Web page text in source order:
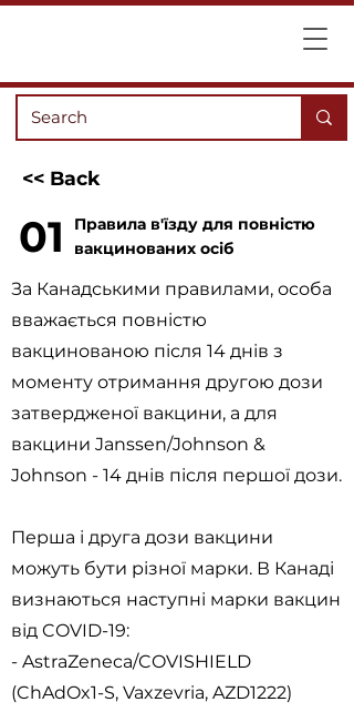
<< Back
01
Правила в'їзду для повністю
вакцинованих осіб
За Канадськими правилами, особа
вважається повністю
вакцинованою після 14 днів з
моменту отримання другою дози
затвердженої вакцини, а для
вакцини Janssen/Johnson &
Johnson - 14 днів після першої дози.
Перша і друга дози вакцини
можуть бути різної марки. В Канаді
визнаються наступні марки вакцин
від COVID-19:
- AstraZeneca/COVISHIELD
(ChAdOx1-S, Vaxzevria, AZD1222)